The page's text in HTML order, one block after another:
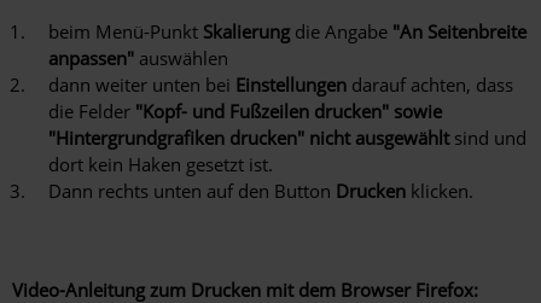
beim Menü-Punkt Skalierung die Angabe "An Seitenbreite
anpassen" auswählen
dann weiter unten bei Einstellungen darauf achten, dass
die Felder "Kopf- und Fußzeilen drucken" sowie
"Hintergrundgrafiken drucken" nicht ausgewähltsind und
dort kein Haken gesetzt ist.
Dann rechts unten auf den Button Drucken klicken.
Video-Anleitung zum Drucken mit dem Browser Firefox: